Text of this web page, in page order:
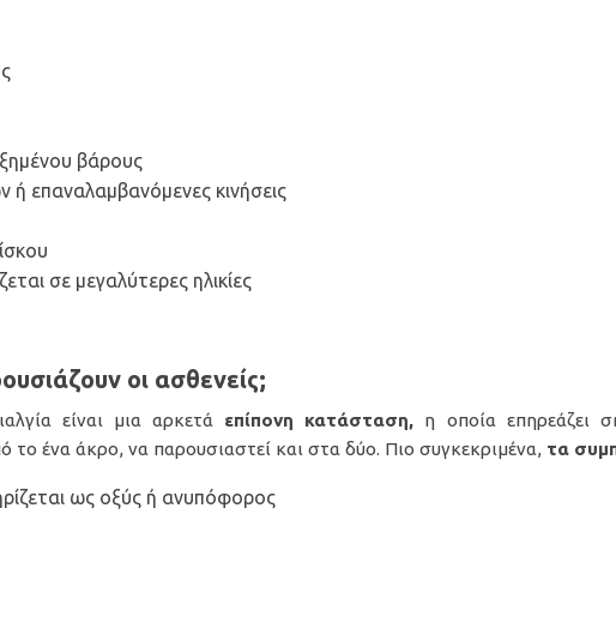
βάρους
ή επαναλαμβανόμενες κινήσεις
σε μεγαλύτερες ηλικίες
οι ασθενείς;
είναι μια αρκετά επίπονη κατάσταση, η οποία επηρεάζει
το ένα άκρο, να παρουσιαστεί και στα δύο. Πιο συγκεκριμένα, τα
ως οξύς ή ανυπόφορος